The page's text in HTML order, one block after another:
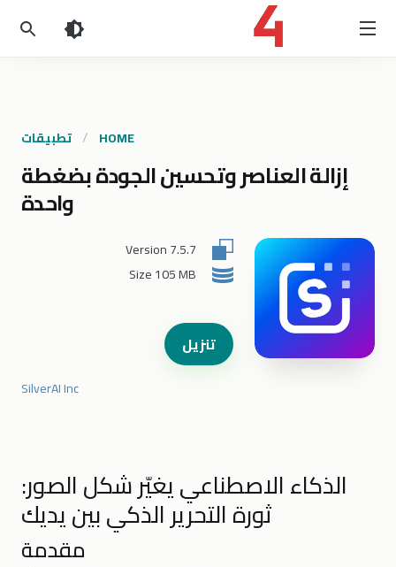
HOME تطبيقات
إزالة العناصر وتحسين الجودة بضغطة
واحدة
Version7.5.7
Size105 MB
تنزيل
SilverAI Inc
الذكاء الاصطناعي يغيّر شكل الصور:
ثورة التحرير الذكي بين يديك
مقدمة